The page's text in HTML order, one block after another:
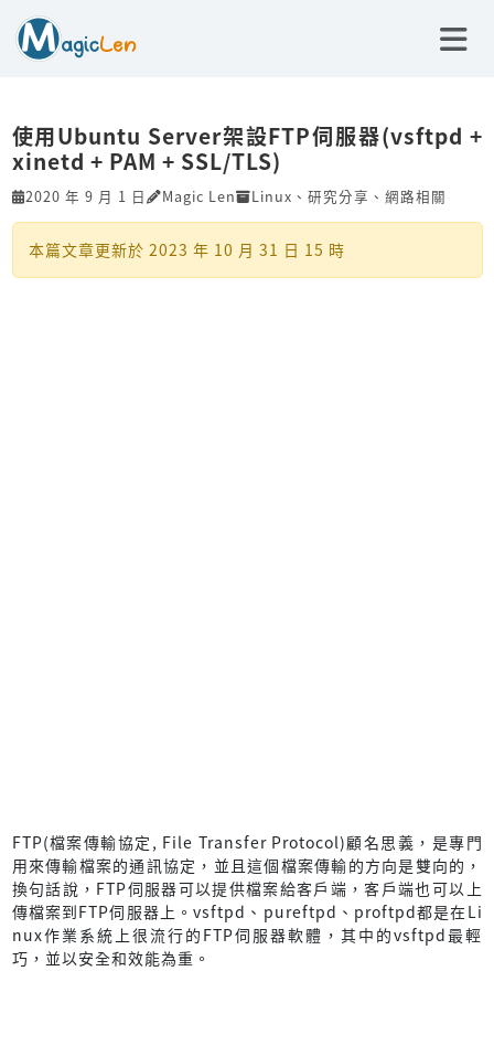
使用Ubuntu Server架設FTP伺服器(vsftpd +
xinetd + PAM + SSL/TLS)
2020 年 9 月 1 日 Magic Len Linux 、 研究分享 、 網路相關
本篇文章更新於 2023 年 10 月 31 日 15 時
FTP(檔案傳輸協定, File Transfer Protocol)顧名思義，是專門
用來傳輸檔案的通訊協定，並且這個檔案傳輸的方向是雙向的，
換句話說，FTP伺服器可以提供檔案給客戶端，客戶端也可以上
傳檔案到FTP伺服器上。vsftpd、pureftpd、proftpd都是在Li
nux作業系統上很流行的FTP伺服器軟體，其中的vsftpd最輕
巧，並以安全和效能為重。